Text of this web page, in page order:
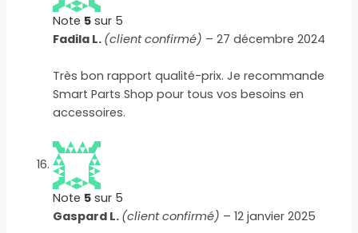
Note 5 sur 5
Fadila L. (client confirmé) – 27 décembre 2024
Très bon rapport qualité-prix. Je recommande
Smart Parts Shop pour tous vos besoins en
accessoires.
Note 5 sur 5
Gaspard L. (client confirmé) – 12 janvier 2025